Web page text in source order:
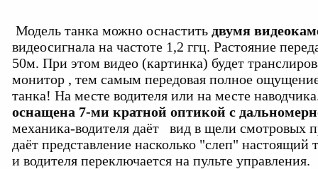
Модель танка можно оснастить двумя
видеосигнала на частоте 1,2 ггц. Растояние
50м. При этом видео (картинка) будет
монитор , тем самым передовая полное
танка! На месте водителя или на месте
оснащена 7-ми кратной оптикой с
механика-водителя даёт вид в щели смотровых
даёт представление насколько "слеп"
и водителя переключается на пульте управления.